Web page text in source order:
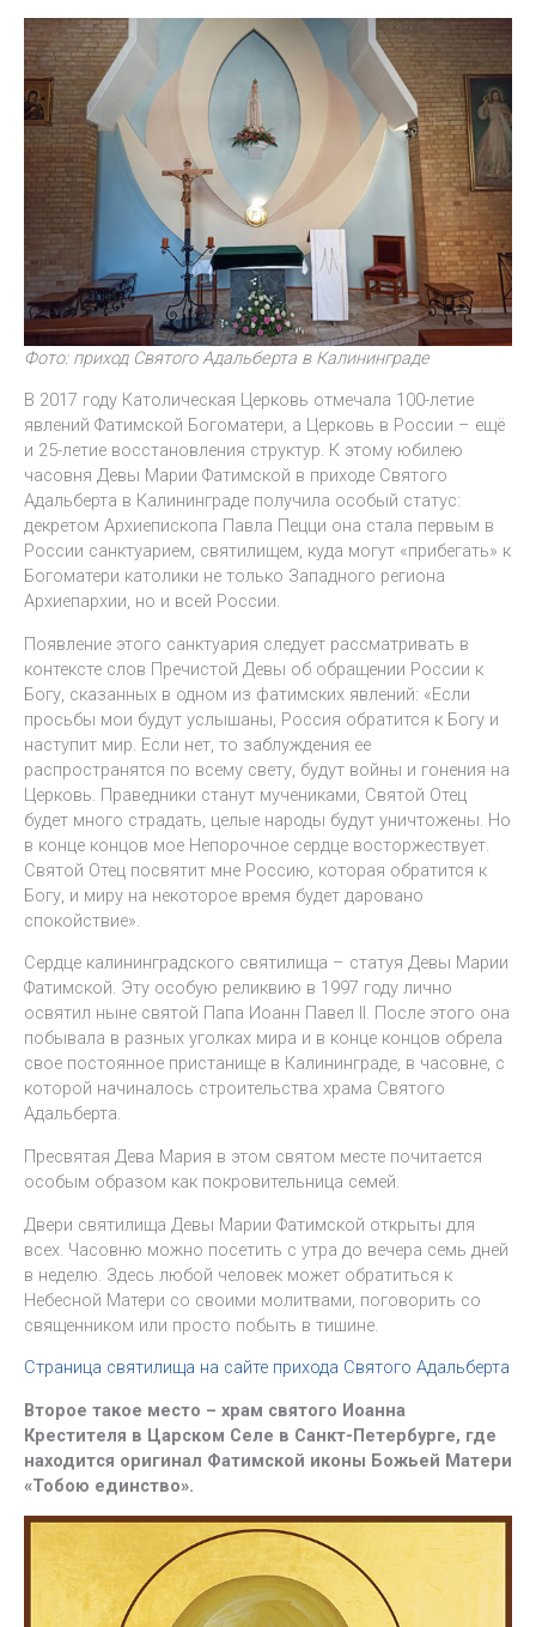
Фото: приход Святого Адальберта в Калининграде
В 2017 году Католическая Церковь отмечала 100-летие
явлений Фатимской Богоматери, а Церковь в России – ещё
и 25-летие восстановления структур. К этому юбилею
часовня Девы Марии Фатимской в приходе Святого
Адальберта в Калининграде получила особый статус:
декретом Архиепископа Павла Пецци она стала первым в
России санктуарием, святилищем, куда могут «прибегать» к
Богоматери католики не только Западного региона
Архиепархии, но и всей России.
Появление этого санктуария следует рассматривать в
контексте слов Пречистой Девы об обращении России к
Богу, сказанных в одном из фатимских явлений: «Если
просьбы мои будут услышаны, Россия обратится к Богу и
наступит мир. Если нет, то заблуждения ее
распространятся по всему свету, будут войны и гонения на
Церковь. Праведники станут мучениками, Святой Отец
будет много страдать, целые народы будут уничтожены. Но
в конце концов мое Непорочное сердце восторжествует.
Святой Отец посвятит мне Россию, которая обратится к
Богу, и миру на некоторое время будет даровано
спокойствие».
Сердце калининградского святилища – статуя Девы Марии
Фатимской. Эту особую реликвию в 1997 году лично
освятил ныне святой Папа Иоанн Павел II. После этого она
побывала в разных уголках мира и в конце концов обрела
свое постоянное пристанище в Калининграде, в часовне, с
которой начиналось строительства храма Святого
Адальберта.
Пресвятая Дева Мария в этом святом месте почитается
особым образом как покровительница семей.
Двери святилища Девы Марии Фатимской открыты для
всех. Часовню можно посетить с утра до вечера семь дней
в неделю. Здесь любой человек может обратиться к
Небесной Матери со своими молитвами, поговорить со
священником или просто побыть в тишине.
Страница святилища на сайте прихода Святого Адальберта
Второе такое место – храм святого Иоанна
Крестителя в Царском Селе в Санкт-Петербурге, где
находится оригинал Фатимской иконы Божьей Матери
«Тобою единство».